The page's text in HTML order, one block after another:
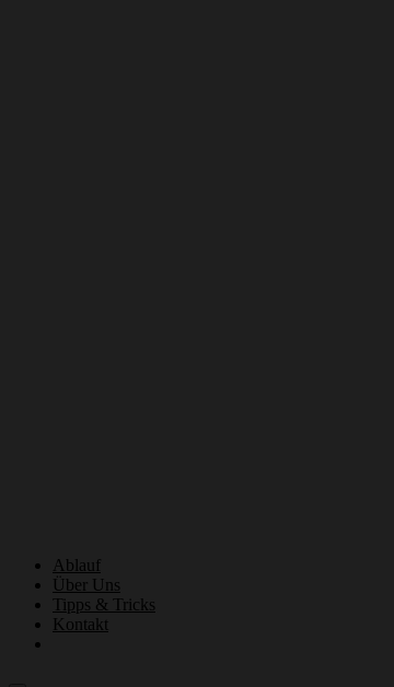
Ablauf
Über Uns
Tipps & Tricks
Kontakt